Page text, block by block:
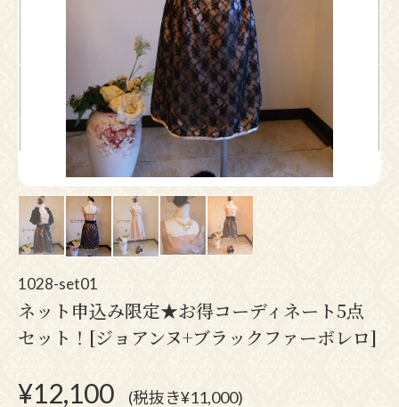
1028-set01
ネット申込み限定★お得コーディネート5点
セット！[ジョアンヌ+ブラックファーボレロ]
¥12,100 (税抜き¥11,000)